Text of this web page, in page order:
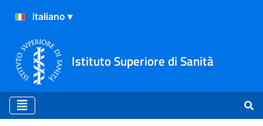
Istituto Superiore di Sanità